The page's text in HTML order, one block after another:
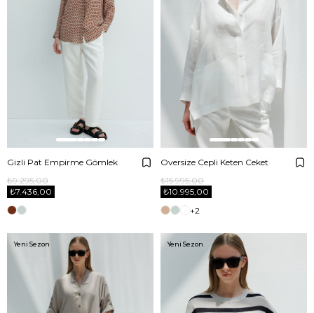
Gizli Pat Empirme Gömlek
₺7.436,00
₺9.295,00
Oversize Cepli Keten Ceket
₺10.995,00
₺15.995,00
+2
Yeni Sezon Yeni Sezon